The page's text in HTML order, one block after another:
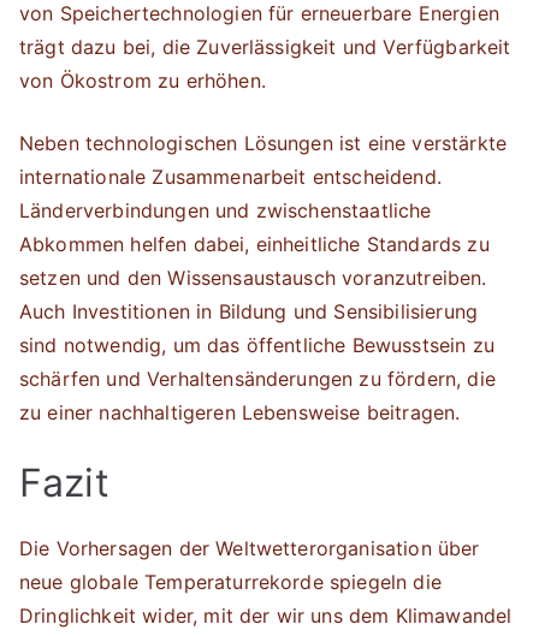
von Speichertechnologien für erneuerbare Energien
trägt dazu bei, die Zuverlässigkeit und Verfügbarkeit
von Ökostrom zu erhöhen.
Neben technologischen Lösungen ist eine verstärkte
internationale Zusammenarbeit entscheidend.
Länderverbindungen und zwischenstaatliche
Abkommen helfen dabei, einheitliche Standards zu
setzen und den Wissensaustausch voranzutreiben.
Auch Investitionen in Bildung und Sensibilisierung
sind notwendig, um das öffentliche Bewusstsein zu
schärfen und Verhaltensänderungen zu fördern, die
zu einer nachhaltigeren Lebensweise beitragen.
Fazit
Die Vorhersagen der Weltwetterorganisation über
neue globale Temperaturrekorde spiegeln die
Dringlichkeit wider, mit der wir uns dem Klimawandel